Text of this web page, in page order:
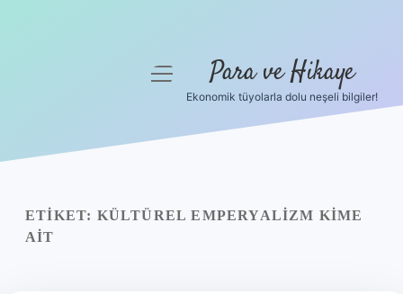
Yasal Uyarı
menüyü
Para ve Hikaye
Ekonomik tüyolarla dolu neşeli bilgiler!
ETIKET: KÜLTÜREL EMPERYALIZM KIME
AIT